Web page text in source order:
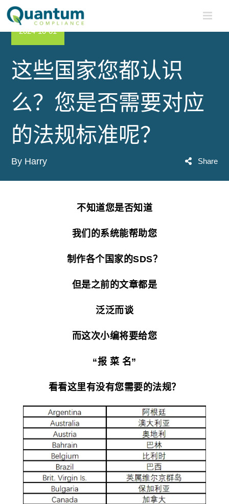
Skip
content2024-10-01
这些国家您都认识
么？您是否需要对应
的法规标准呢？
By Harry Share
不知道您是否知道
我们的系统能帮助您
制作各个国家的SDS？
但是之前的文章都是
泛泛而谈
而这次小编将要给您
“报 菜 名”
看看这里有没有您需要的法规？